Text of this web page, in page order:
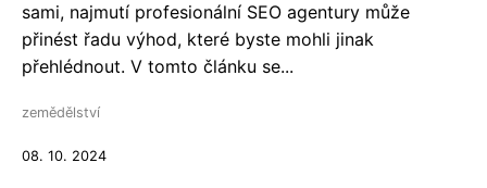
sami, najmutí profesionální SEO agentury může
přinést řadu výhod, které byste mohli jinak
přehlédnout. V tomto článku se...
zemědělství
08. 10. 2024